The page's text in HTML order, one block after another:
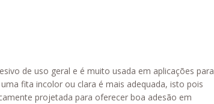
de uso geral e é muito usada em aplicações para
fita incolor ou clara é mais adequada, isto pois
projetada para oferecer boa adesão em